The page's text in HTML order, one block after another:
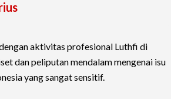
aktivitas profesional Luthfi di
dan peliputan mendalam mengenai isu
yang sangat sensitif.